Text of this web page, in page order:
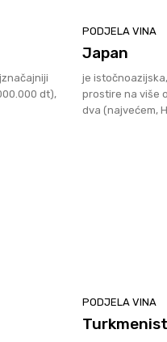
dt),
PODJELA VINA
Japan
je
prostire na više
dva (najvećem,
PODJELA VINA